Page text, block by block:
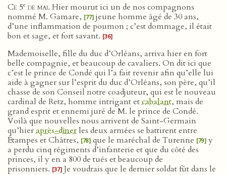
Ce 5e de mai. Hier mourut ici un de nos compagnons
nommé M. Gamare, [77] jeune homme âgé de 30 ans,
d’une inflammation de poumon ; c’est dommage, il était
bon et sage, et fort savant. [36]
Mademoiselle, fille du duc d’Orléans, arriva hier en fort
belle compagnie, et beaucoup de cavaliers. On dit ici que
c’est le prince de Condé qui l’a fait revenir afin qu’elle lui
aide à gagner sur l’esprit du duc d’Orléans, son père, qu’il
chasse de son Conseil notre coadjuteur, qui est le nouveau
cardinal de Retz, homme intrigant etcabalant, mais de
grand esprit et ennemi juré de M. le prince de Condé.
Voilà que nouvelles nous arrivent de Saint-Germain
qu’hieraprès-dînerles deux armées se battirent entre
Étampes et Châtres, [78] que le maréchal de Turenne [79] y
a perdu cinq régiments d’infanterie et que du côté des
princes, il y en a 800 de tués et beaucoup de
prisonniers. [37] Je voudrais que le dernier soldat fût dans le